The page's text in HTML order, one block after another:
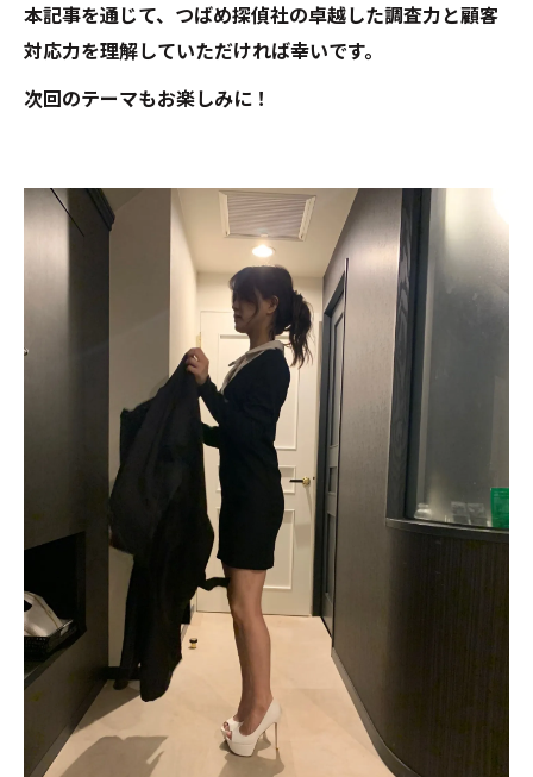
本記事を通じて、つばめ探偵社の卓越した調査力と顧客
対応力を理解していただければ幸いです。
次回のテーマもお楽しみに！